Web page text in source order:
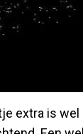
extra is